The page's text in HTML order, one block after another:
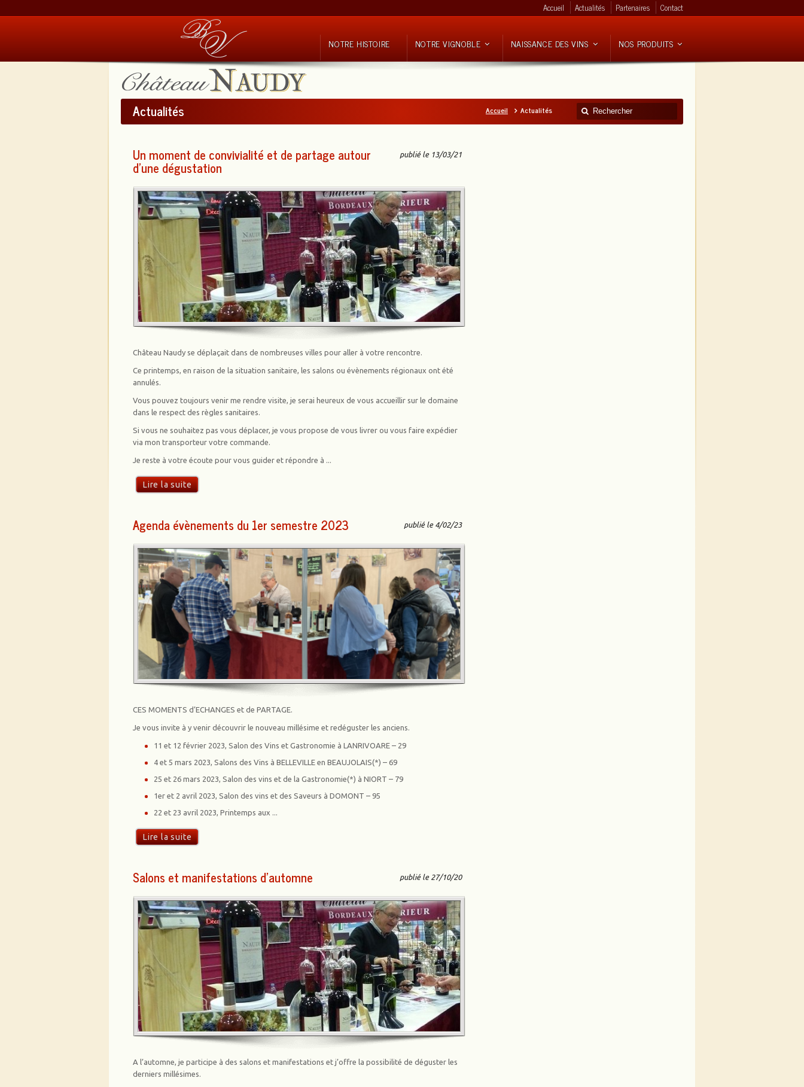
Accueil Actualités Partenaires Contact
NOTRE HISTOIRE NOTRE VIGNOBLE NAISSANCE DES VINS NOS PRODUITS
Actualités Accueil Actualités
Un moment de convivialité et de partage autour
d’une dégustation
publié le 13/03/21
Château Naudy se déplaçait dans de nombreuses villes pour aller à votre rencontre.
Ce printemps, en raison de la situation sanitaire, les salons ou évènements régionaux ont été
annulés.
Vous pouvez toujours venir me rendre visite, je serai heureux de vous accueillir sur le domaine
dans le respect des règles sanitaires.
Si vous ne souhaitez pas vous déplacer, je vous propose de vous livrer ou vous faire expédier
via mon transporteur votre commande.
Je reste à votre écoute pour vous guider et répondre à ...
Lire la suite
Agenda évènements du 1er semestre 2023 publié le 4/02/23
CES MOMENTS d’ECHANGES et de PARTAGE.
Je vous invite à y venir découvrir le nouveau millésime et redéguster les anciens.
11 et 12 février 2023, Salon des Vins et Gastronomie à LANRIVOARE – 29
4 et 5 mars 2023, Salons des Vins à BELLEVILLE en BEAUJOLAIS(*) – 69
25 et 26 mars 2023, Salon des vins et de la Gastronomie(*) à NIORT – 79
1er et 2 avril 2023, Salon des vins et des Saveurs à DOMONT – 95
22 et 23 avril 2023, Printemps aux ...
Lire la suite
Salons et manifestations d’automne publié le 27/10/20
A l’automne, je participe à des salons et manifestations et j’offre la possibilité de déguster les
derniers millésimes.